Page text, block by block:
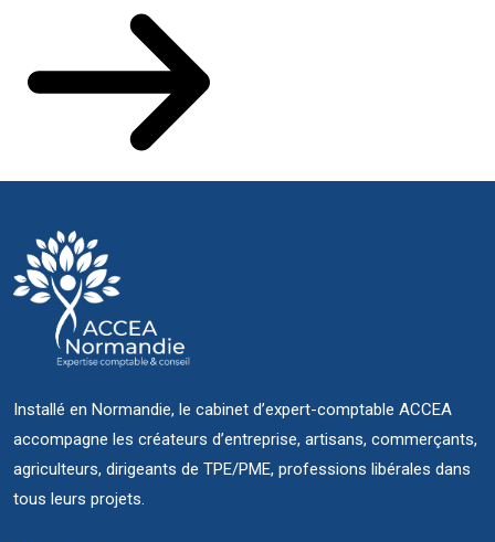
Installé en Normandie, le cabinet d’expert-comptable ACCEA
accompagne les créateurs d’entreprise, artisans, commerçants,
agriculteurs, dirigeants de TPE/PME, professions libérales dans
tous leurs projets.